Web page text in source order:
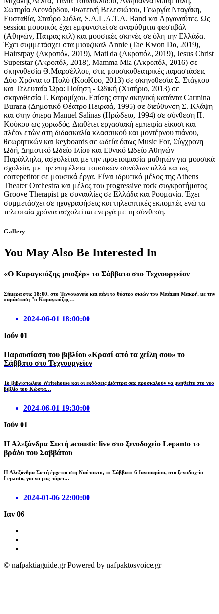
Σωτηρία Λεονάρδου, Φωτεινή Βελεσιώτου, Γεωργία Νταγάκη,
Ευσταθία, Σταύρο Σιόλα, S.A.L.A.T.A. Band και Αργοναύτες. Ως
session μουσικός έχει εμφανιστεί σε αναρύθμιτα φεστιβάλ
(Αθηνών, Πάτρας κτλ) και μουσικές σκηνές σε όλη την Ελλάδα.
Έχει συμμετάσχει στα μιουζικαλ Annie (Tae Kwon Do, 2019),
Hairsrpay (Ακροπόλ, 2019), Matilda (Ακροπόλ, 2019), Jesus Christ
Superstar (Ακροπόλ, 2018), Mamma Mia (Ακροπόλ, 2016) σε
σκηνοθεσία Θ.Μαρσέλλου, στις μουσικοθεατρικές παραστάσεις
Δύο Χρόνια το Πολύ (ΚοοΚοο, 2013) σε σκηνοθεσία Σ. Στάγκου
και Τελευταία Ώρα: Ποίηση - Ωδική (Χυτήριο, 2013) σε
σκηνοθεσία Γ. Καραμίχου. Επίσης στην σκηνική κατάντα Carmina
Burana (Δημοτικό Θέατρο Πειραιά, 1995) σε διεύθυνση Σ. Κλάψη
και στην όπερα Manuel Salinas (Ηρώδειο, 1994) σε σύνθεση Π.
Κούκου ως χορωδός. Διαθέτει εργασιακή εμπειρία είκοσι και
πλέον ετών στη διδασκαλία κλασσικού και μοντέρνου πιάνου,
θεωρητικών και keyboards σε ωδεία όπως Music For, Σύγχρονη
Ωδή, Δημοτικό Ωδείο Ιλίου και Εθνικό Ωδείο Αθηνών.
Παράλληλα, ασχολείται με την προετοιμασία μαθητών για μουσικά
σχολεία, με την επιμέλεια μουσικών συνόλων αλλά και ως
correpetitor σε μουσικά έργα. Είναι ιδρυτικό μέλος της Athens
Theater Orchestra και μέλος του progressive rock συγκροτήματος
Groove Therapist με συναυλίες σε Ελλάδα και Ρουμανία. Έχει
συμμετάσχει σε ηχογραφήσεις και τηλεοπτικές εκπομπές ενώ τα
τελευταία χρόνια ασχολείται ενεργά με τη σύνθεση.
Gallery
You May Also Be Interested In
«Ο Καραγκιόζης μποξέρ» το Σάββατο στο Τεχνουργείον
Σήμερα στις 18:00, στο Τεχνουργείο και πάλι το θέατρο σκιών του Μπάμπη Μακρή, με την
παράσταση "ο Καραγκιόζης…
2024-06-01 18:00:00
Ιούν 01
Παρουσίαση του βιβλίου «Κρασί από τα χείλη σου» το
Σάββατο στο Τεχνουργείον
Το βιβλιοπωλείο Writehouse και οι εκδόσεις Διόπτρα σας προσκαλούν να μυηθείτε στο νέο
βιβλίο του Κώστα…
2024-06-01 19:30:00
Ιούν 01
Η Αλεξάνδρα Σιετή acoustic live στο ξενοδοχείο Lepanto το
βράδυ του Σαββάτου
Η Αλεξάνδρα Σιετή έρχεται στη Ναύπακτο, το Σάββατο 6 Ιανουαρίου, στο ξενοδοχείο
Lepanto, για να μας πάρει…
2024-01-06 22:00:00
Ιαν 06
© nafpaktiaguide.gr Powered by nafpaktosvoice.gr